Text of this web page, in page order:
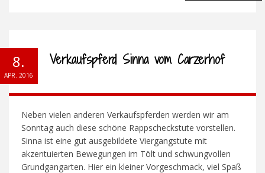
8.
APR. 2016
Verkaufspferd Sinna vom Carzerhof
Neben vielen anderen Verkaufspferden werden wir am
Sonntag auch diese schöne Rappscheckstute vorstellen.
Sinna ist eine gut ausgebildete Viergangstute mit
akzentuierten Bewegungen im Tölt und schwungvollen
Grundgangarten. Hier ein kleiner Vorgeschmack, viel Spaß